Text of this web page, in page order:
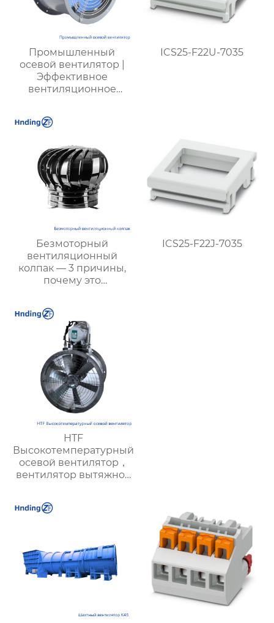
Промышленный
осевой вентилятор |
Эффективное
вентиляционное
фабрик, шахт,
энергетики
ICS25-F22U-7035
Безмоторный
вентиляционный
колпак — 3 причины,
почему это
экологичное решение
является лучшим
выбором для
повышения
эффективности
вентиляции
ICS25-F22J-7035
HTF
Высокотемпературный
осевой вентилятор，
вентилятор вытяжной
энергоэффективный,
необходим для
современных
гражданских и
промышленных